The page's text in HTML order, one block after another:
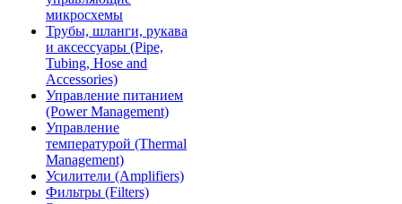
микросхемы
Трубы, шланги, рукава
и аксессуары (Pipe,
Tubing, Hose and
Accessories)
Управление питанием
(Power Management)
Управление
температурой (Thermal
Management)
Усилители (Amplifiers)
Фильтры (Filters)